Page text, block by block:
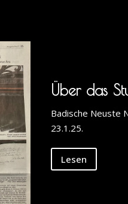
Über das
Badische Neuste
23.1.25.
Lesen